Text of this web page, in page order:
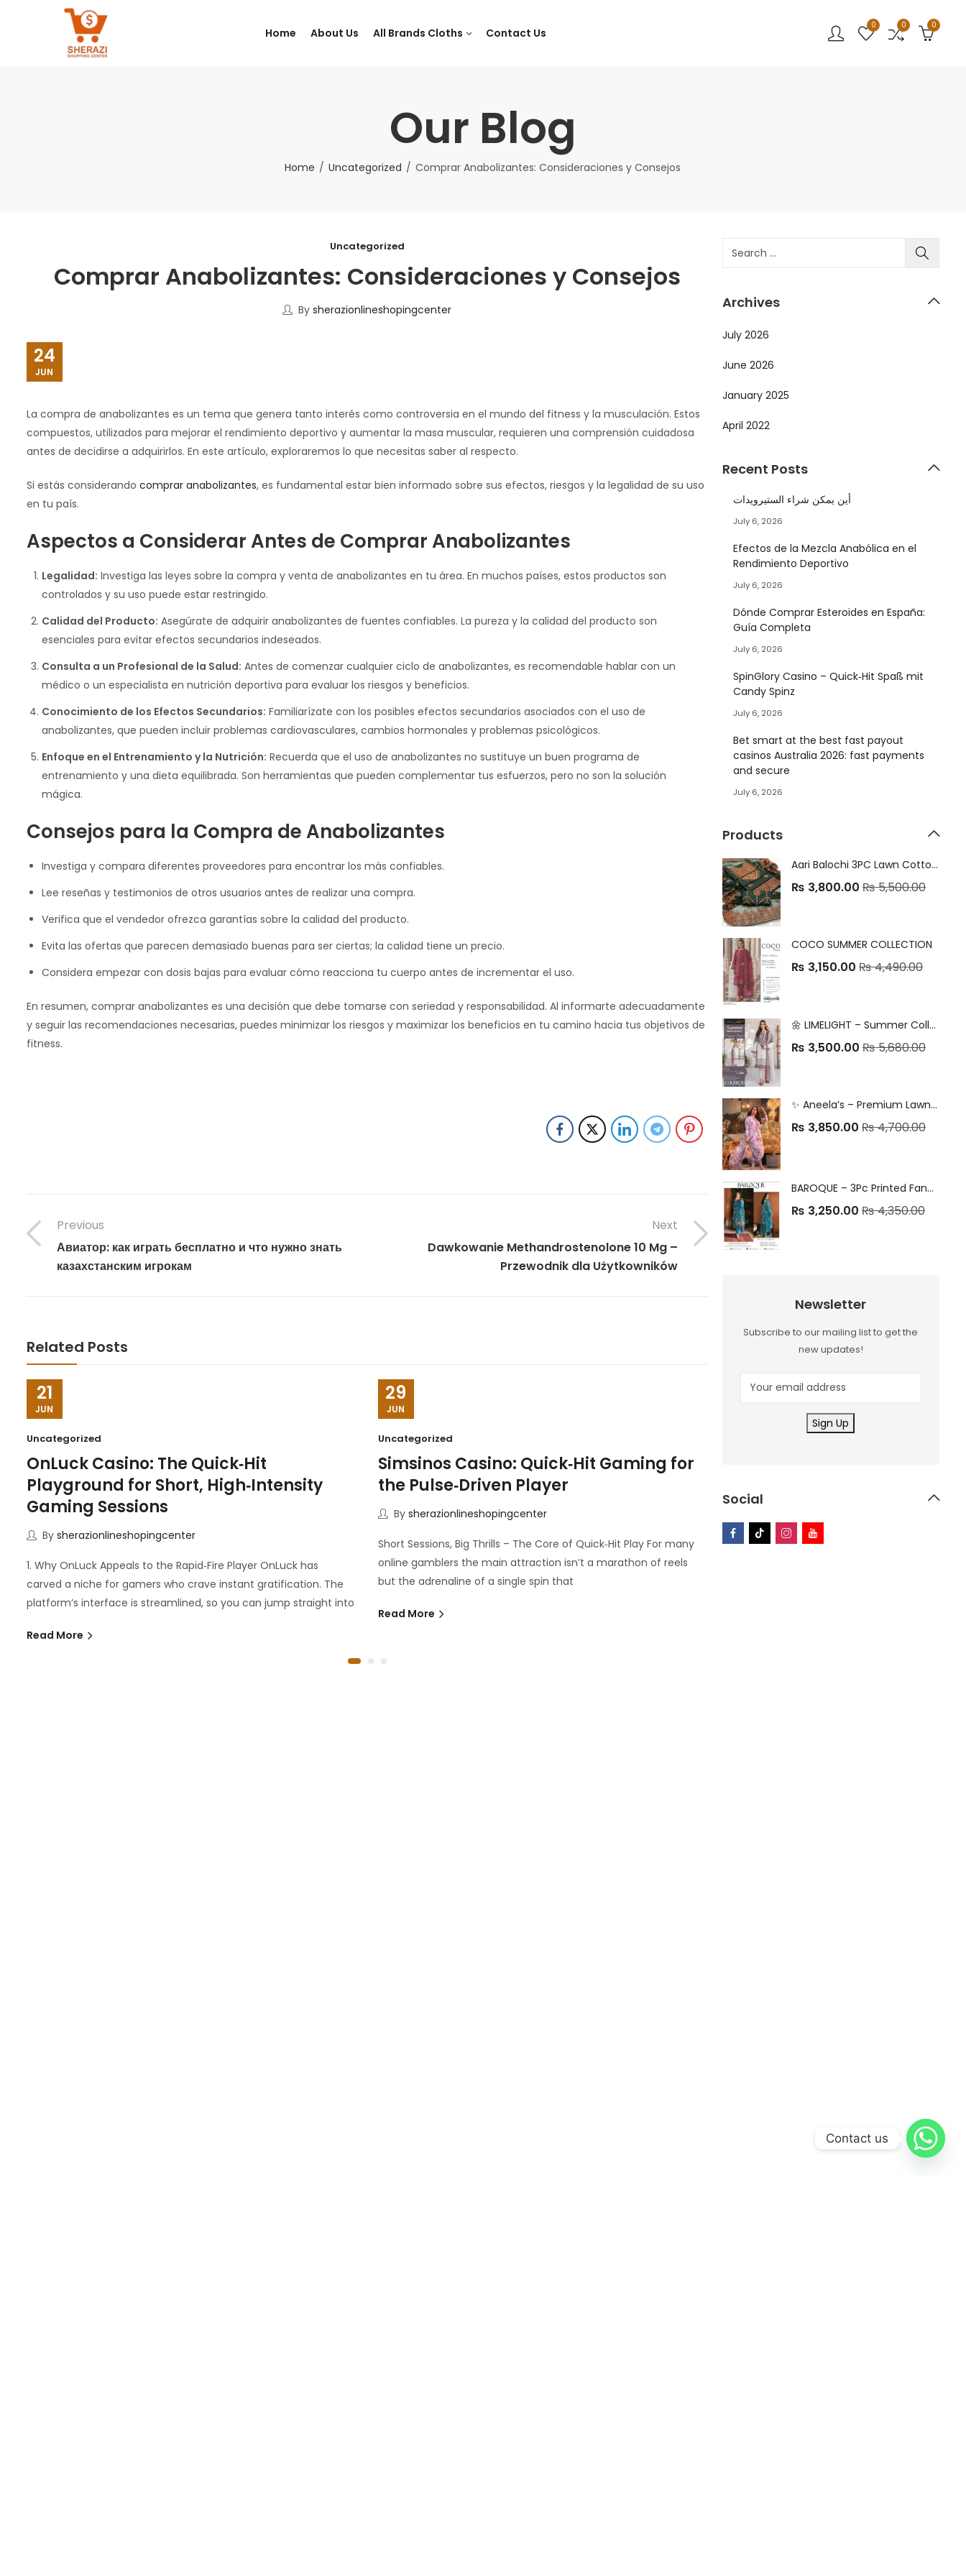
Home About Us All Brands Cloths Contact Us
0 0 0
Our Blog
Home Uncategorized Comprar Anabolizantes: Consideraciones y Consejos
Uncategorized
Comprar Anabolizantes: Consideraciones y Consejos
Bysherazionlineshopingcenter
24
JUN
La compra de anabolizantes es un tema que genera tanto interés como controversia en el mundo del fitness y la musculación. Estos
compuestos, utilizados para mejorar el rendimiento deportivo y aumentar la masa muscular, requieren una comprensión cuidadosa
antes de decidirse a adquirirlos. En este artículo, exploraremos lo que necesitas saber al respecto.
Si estás considerando comprar anabolizantes, es fundamental estar bien informado sobre sus efectos, riesgos y la legalidad de su uso
en tu país.
Aspectos a Considerar Antes de Comprar Anabolizantes
Legalidad: Investiga las leyes sobre la compra y venta de anabolizantes en tu área. En muchos países, estos productos son
controlados y su uso puede estar restringido.
Calidad del Producto: Asegúrate de adquirir anabolizantes de fuentes confiables. La pureza y la calidad del producto son
esenciales para evitar efectos secundarios indeseados.
Consulta a un Profesional de la Salud: Antes de comenzar cualquier ciclo de anabolizantes, es recomendable hablar con un
médico o un especialista en nutrición deportiva para evaluar los riesgos y beneficios.
Conocimiento de los Efectos Secundarios: Familiarízate con los posibles efectos secundarios asociados con el uso de
anabolizantes, que pueden incluir problemas cardiovasculares, cambios hormonales y problemas psicológicos.
Enfoque en el Entrenamiento y la Nutrición: Recuerda que el uso de anabolizantes no sustituye un buen programa de
entrenamiento y una dieta equilibrada. Son herramientas que pueden complementar tus esfuerzos, pero no son la solución
mágica.
Consejos para la Compra de Anabolizantes
Investiga y compara diferentes proveedores para encontrar los más confiables.
Lee reseñas y testimonios de otros usuarios antes de realizar una compra.
Verifica que el vendedor ofrezca garantías sobre la calidad del producto.
Evita las ofertas que parecen demasiado buenas para ser ciertas; la calidad tiene un precio.
Considera empezar con dosis bajas para evaluar cómo reacciona tu cuerpo antes de incrementar el uso.
En resumen, comprar anabolizantes es una decisión que debe tomarse con seriedad y responsabilidad. Al informarte adecuadamente
y seguir las recomendaciones necesarias, puedes minimizar los riesgos y maximizar los beneficios en tu camino hacia tus objetivos de
fitness.
Previous
Авиатор: как играть бесплатно и что нужно знать
казахстанским игрокам
Next
Dawkowanie Methandrostenolone 10 Mg –
Przewodnik dla Użytkowników
Related Posts
21
JUN
Uncategorized
OnLuck Casino: The Quick‑Hit
Playground for Short, High‑Intensity
Gaming Sessions
By sherazionlineshopingcenter
1. Why OnLuck Appeals to the Rapid‑Fire Player OnLuck has
carved a niche for gamers who crave instant gratification. The
platform’s interface is streamlined, so you can jump straight into
Read More
29
JUN
Uncategorized
Simsinos Casino: Quick‑Hit Gaming for
the Pulse‑Driven Player
By sherazionlineshopingcenter
Short Sessions, Big Thrills – The Core of Quick‑Hit Play For many
online gamblers the main attraction isn’t a marathon of reels
but the adrenaline of a single spin that
Read More
06
Introducción al Test P 100 El Test P 100,
Archives
July 2026
June 2026
January 2025
April 2022
Recent Posts
أين يمكن شراء الستيرويدات
July 6, 2026
Efectos de la Mezcla Anabólica en el
Rendimiento Deportivo
July 6, 2026
Dónde Comprar Esteroides en España:
Guía Completa
July 6, 2026
SpinGlory Casino – Quick‑Hit Spaß mit
Candy Spinz
July 6, 2026
Bet smart at the best fast payout
casinos Australia 2026: fast payments
and secure
July 6, 2026
Products
Aari Balochi 3PC Lawn Cotton Dress
₨ 3,800.00 ₨5,500.00
COCO SUMMER COLLECTION
₨ 3,150.00 ₨4,490.00
🌼 LIMELIGHT – Summer Collection 2025 🌼
₨ 3,500.00 ₨5,680.00
✨ Aneela’s – Premium Lawn & Chiffon Collection 🌸 Luxury Embroidery | Exclusive Wholesale Edition
₨ 3,850.00 ₨4,700.00
BAROQUE – 3Pc Printed Fancy Linen Winter Collection 2025
₨ 3,250.00 ₨4,350.00
Newsletter
Subscribe to our mailing list to get the
new updates!
Social
Contact us